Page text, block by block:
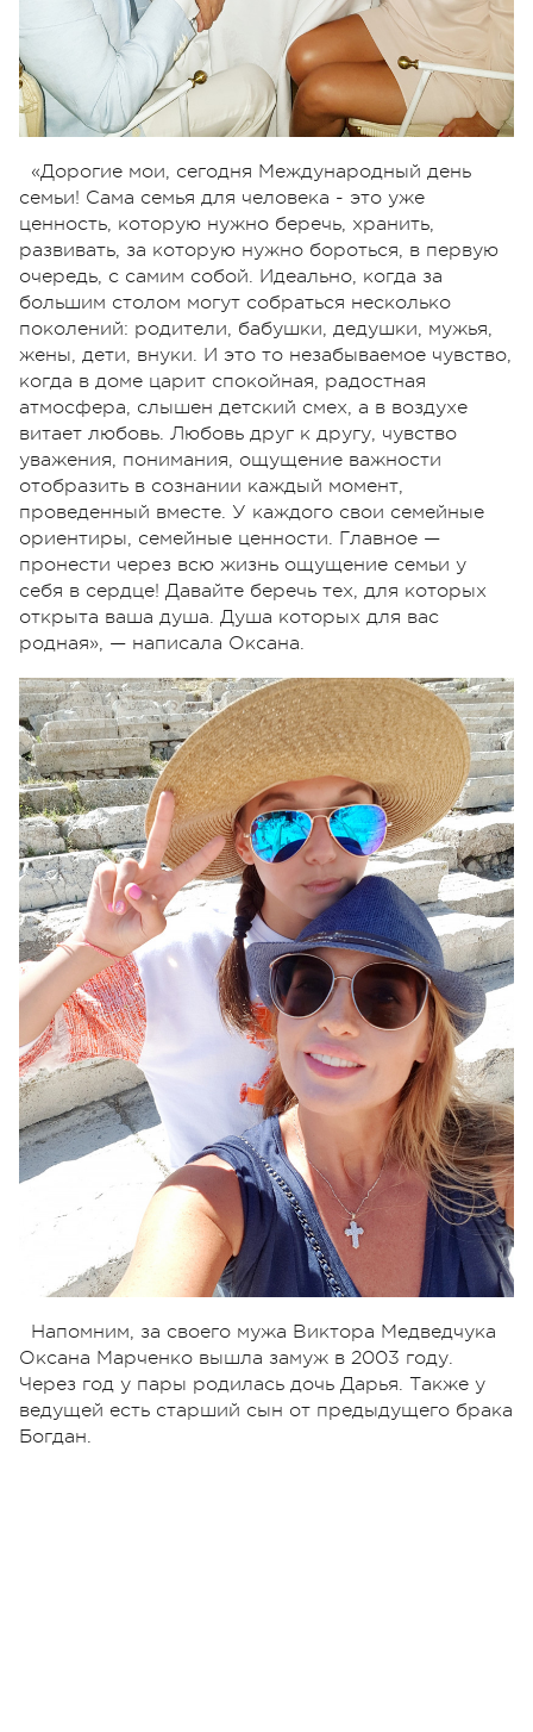
«Дорогие мои, сегодня Международный день
семьи! Сама семья для человека - это уже
ценность, которую нужно беречь, хранить,
развивать, за которую нужно бороться, в первую
очередь, с самим собой. Идеально, когда за
большим столом могут собраться несколько
поколений: родители, бабушки, дедушки, мужья,
жены, дети, внуки. И это то незабываемое чувство,
когда в доме царит спокойная, радостная
атмосфера, слышен детский смех, а в воздухе
витает любовь. Любовь друг к другу, чувство
уважения, понимания, ощущение важности
отобразить в сознании каждый момент,
проведенный вместе. У каждого свои семейные
ориентиры, семейные ценности. Главное —
пронести через всю жизнь ощущение семьи у
себя в сердце! Давайте беречь тех, для которых
открыта ваша душа. Душа которых для вас
родная», — написала Оксана.
Напомним, за своего мужа Виктора Медведчука
Оксана Марченко вышла замуж в 2003 году.
Через год у пары родилась дочь Дарья. Также у
ведущей есть старший сын от предыдущего брака
Богдан.